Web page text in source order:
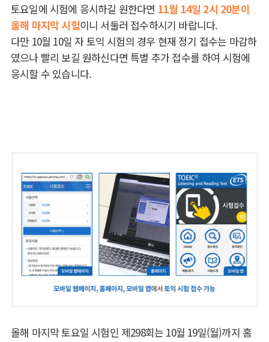
토요일에 시험에 응시하길 원한다면 11월 14일 2시 20분이
올해 마지막 시험이니 서둘러 접수하시기 바랍니다.
다만 10월 10일 자 토익 시험의 경우 현재 정기 접수는 마감하
였으나 빨리 보길 원하신다면 특별 추가 접수를 하여 시험에
응시할 수 있습니다.
올해 마지막 토요일 시험인 제298회는 10월 19일(월)까지 홈